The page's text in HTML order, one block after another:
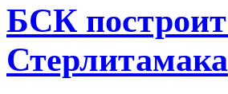
БСК построит
Стерлитамака